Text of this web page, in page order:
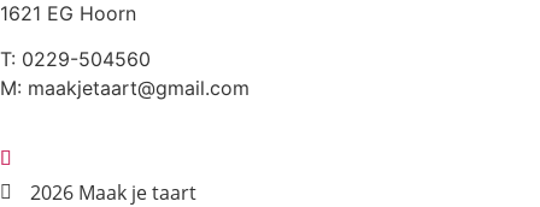
1621 EG Hoorn
T: 0229-504560
M: maakjetaart@gmail.com
2026 Maak je taart